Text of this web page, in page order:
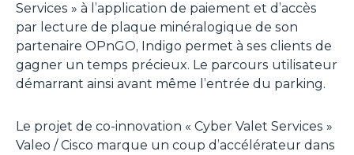
Services » à l’application de paiement et d’accès
par lecture de plaque minéralogique de son
partenaire OPnGO, Indigo permet à ses clients de
gagner un temps précieux. Le parcours utilisateur
démarrant ainsi avant même l’entrée du parking.
Le projet de co-innovation « Cyber Valet Services »
Valeo / Cisco marque un coup d’accélérateur dans